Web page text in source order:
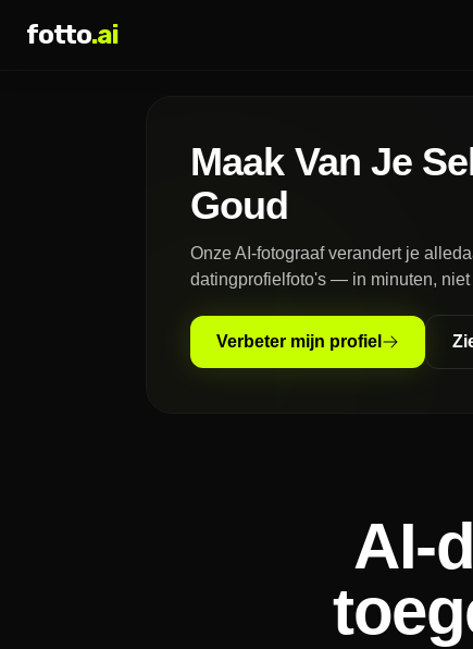
fotto.ai
Maak Van Je
Goud
Onze AI-fotograaf verandert je
datingprofielfoto's — in minuten, niet
Verbeter mijn profiel
AI-